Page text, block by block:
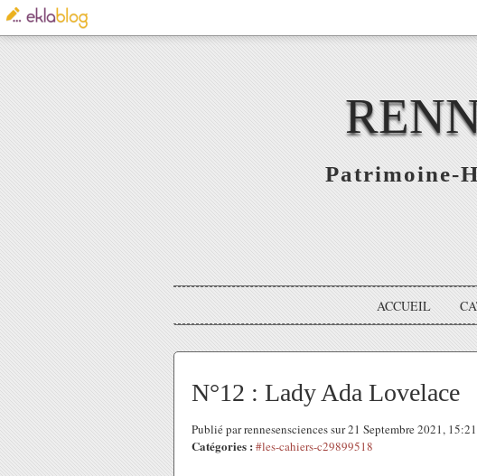
Patrimoine-
ACCUEIL
N°12 : Lady Ada Lovelace
Publié par rennesensciences sur 21 Septembre 2021,
Catégories : #les-cahiers-c29899518